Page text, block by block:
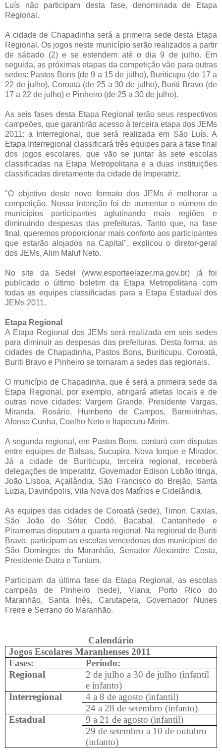
Luís não participam desta fase, denominada de Etapa
Regional.
A cidade de Chapadinha será a primeira sede desta Etapa
Regional. Os jogos neste município serão realizados a partir
de sábado (2) e se estendem até o dia 9 de julho. Em
seguida, as próximas etapas da competição vão para outras
sedes: Pastos Bons (de 9 a 15 de julho), Buriticupu (de 17 a
22 de julho), Coroatá (de 25 a 30 de julho), Buriti Bravo (de
17 a 22 de julho) e Pinheiro (de 25 a 30 de julho).
As seis fases desta Etapa Regional terão seus respectivos
campeões, que garantirão acesso à terceira etapa dos JEMs
2011: a Interregional, que será realizada em São Luís. A
Etapa Interregional classificará três equipes para a fase final
dos jogos escolares, que vão se juntar às sete escolas
classificadas na Etapa Metropolitana e a duas instituições
classificadas diretamente da cidade de Imperatriz.
"O objetivo deste novo formato dos JEMs é melhorar a
competição. Nossa intenção foi de aumentar o número de
municípios participantes aglutinando mais regiões e
diminuindo despesas das prefeituras. Tanto que, na fase
final, queremos proporcionar mais conforto aos participantes
que estarão alojados na Capital", explicou o diretor-geral
dos JEMs, Alim Maluf Neto.
No site da Sedel (www.esporteelazer.ma.gov.br) já foi
publicado o último boletim da Etapa Metropolitana com
todas as equipes classificadas para a Etapa Estadual dos
JEMs 2011.
Etapa Regional
A Etapa Regional dos JEMs será realizada em seis sedes
para diminuir as despesas das prefeituras. Desta forma, as
cidades de Chapadinha, Pastos Bons, Buriticupu, Coroatá,
Buriti Bravo e Pinheiro se tornaram a sedes das regionais.
O município de Chapadinha, que é será a primeira sede da
Etapa Regional, por exemplo, abrigará atletas locais e de
outras nove cidades: Vargem Grande, Presidente Vargas,
Miranda, Rosário, Humberto de Campos, Barreirinhas,
Afonso Cunha, Coelho Neto e Itapecuru-Mirim.
A segunda regional, em Pastos Bons, contará com disputas
entre equipes de Balsas, Sucupira, Nova Iorque e Mirador.
Já a cidade de Buriticupu, terceira regional, receberá
delegações de Imperatriz, Governador Edison Lobão Itinga,
João Lisboa, Açailândia, São Francisco do Brejão, Santa
Luzia, Davinópolis, Vila Nova dos Matírios e Cidelândia.
As equipes das cidades de Coroatá (sede), Timon, Caxias,
São João do Sóter, Codó, Bacabal, Cantanhede e
Piramemas disputam a quarta regional. Na regional de Buriti
Bravo, participam as escolas vencedoras dos municípios de
São Domingos do Maranhão, Senador Alexandre Costa,
Presidente Dutra e Tuntum.
Participam da última fase da Etapa Regional, as escolas
campeãs de Pinheiro (sede), Viana, Porto Rico do
Maranhão, Santa Inês, Carutapera, Governador Nunes
Freire e Serrano do Maranhão.
Calendário
Jogos Escolares Maranhenses 2011
Fases:
Período:
Regional
2 de julho a 30 de julho (infantil
e infanto)
Interregional
4 a 8 de agosto (infantil)
24 a 28 de setembro (infanto)
Estadual
9 a 21 de agosto (infantil)
29 de setembro a 10 de outubro
(infanto)